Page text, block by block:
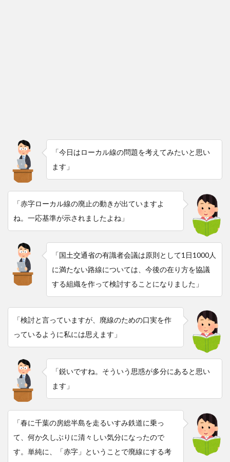
「今日はローカル線の問題を考えてみたいと思い
ます」
「赤字ローカル線の廃止の動きが出ていますよ
ね。一応基準が示されましたよね」
「国土交通省の有識者会議は原則として1日1000人
に満たない路線については、今後の在り方を協議
する組織を作って検討することになりました」
「検討と言っていますが、廃線のための口実を作
っているように私には思えます」
「鋭いですね。そういう思惑が多分にあると思い
ます」
「春に千葉の房総半島を走るいすみ鉄道に乗っ
て、何か久しぶりに清々しい気分になったので
す。単純に、「赤字」ということで廃線にする考